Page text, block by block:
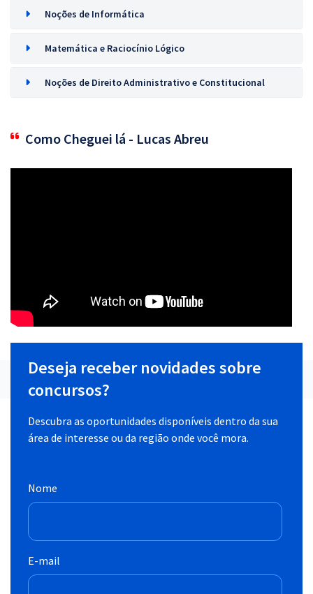
Noções de Informática
Matemática e Raciocínio Lógico
Noções de Direito Administrativo e Constitucional
Como Cheguei lá - Lucas Abreu
Deseja receber novidades sobre
concursos?
Descubra as oportunidades disponíveis dentro da sua
área de interesse ou da região onde você mora.
Nome
E-mail